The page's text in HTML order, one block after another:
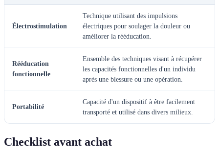
Électrostimulation
Technique utilisant des impulsions
électriques pour soulager la douleur ou
améliorer la rééducation.
Rééducation
fonctionnelle
Ensemble des techniques visant à récupérer
les capacités fonctionnelles d'un individu
après une blessure ou une opération.
Portabilité
Capacité d'un dispositif à être facilement
transporté et utilisé dans divers milieux.
Checklist avant achat